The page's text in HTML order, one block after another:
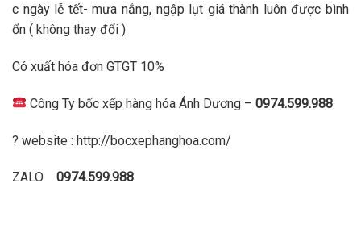
c ngày lễ tết- mưa nắng, ngập lụt giá thành luôn được bình
ổn ( không thay đổi )
Có xuất hóa đơn GTGT 10%
Công Ty bốc xếp hàng hóa Ánh Dương –0974.599.988
? website : http://bocxephanghoa.com/
ZALO 0974.599.988